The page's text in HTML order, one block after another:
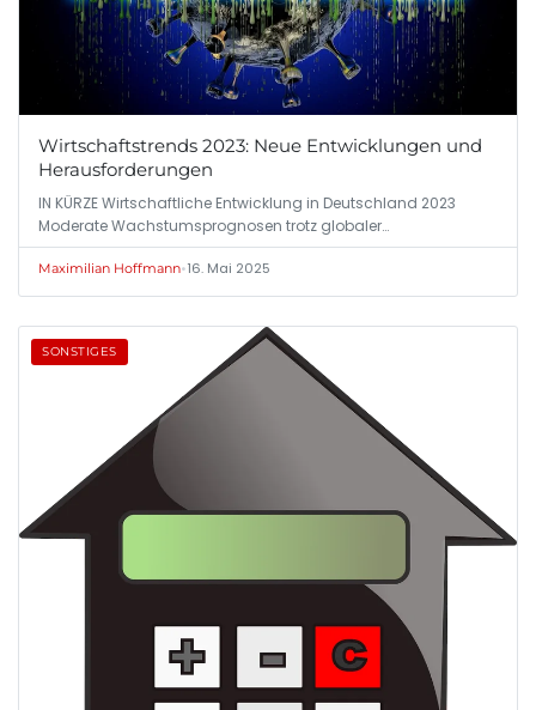
Wirtschaftstrends 2023: Neue Entwicklungen und
Herausforderungen
IN KÜRZE Wirtschaftliche Entwicklung in Deutschland 2023
Moderate Wachstumsprognosen trotz globaler…
Maximilian Hoffmann•16. Mai 2025
SONSTIGES